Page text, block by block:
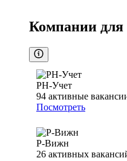
Компании для
РН-Учет
94 активные
Посмотреть
Р-Вижн
26 активных